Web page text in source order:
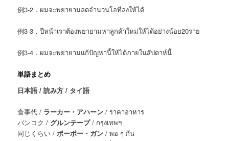
例3-2．ผมจะพยายามลดจำนวนโอที่ลงให้ได้
例3-3．ปีหน้าเราต้องพยายามหาลูกค้าใหม่ให้ได้อย่างน้อย20ราย
例3-4．ผมจะพยายามแก้ปัญหานี้ให้ได้ภายในสัปดาห์นี้
単語まとめ
日本語 / 読み方 / タイ語
食事代 / ラーカー・アハーン/ ราคาอาหาร
バンコク / グルンテープ/ กรุงเทพฯ
同じくらい / ポーポー・ガン/ พอ ๆ กัน